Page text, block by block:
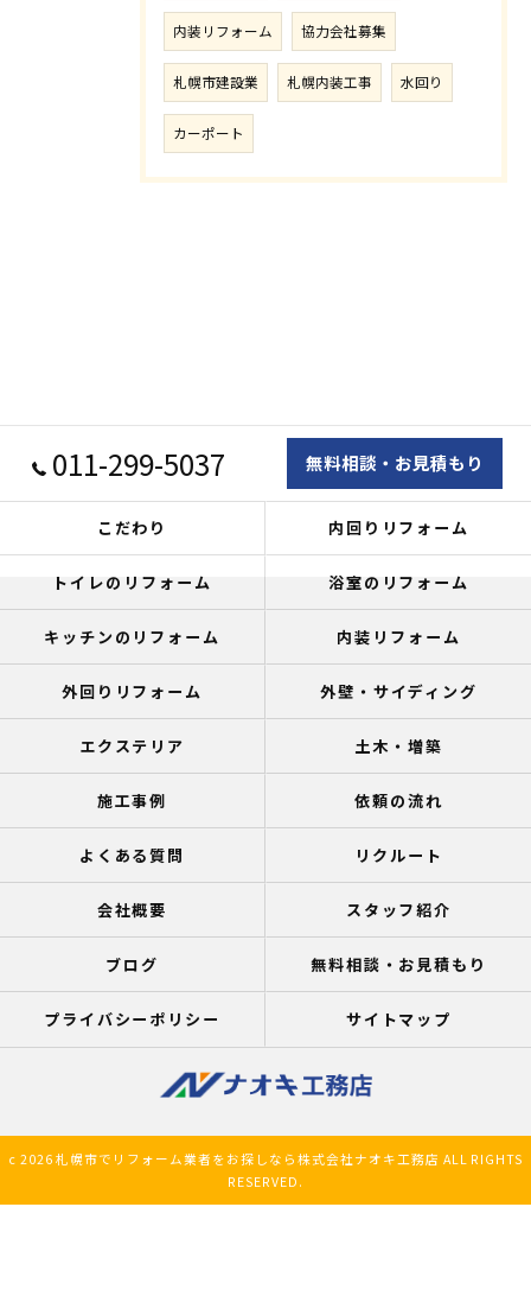
内装リフォーム 協力会社募集
札幌市建設業 札幌内装工事 水回り
カーポート
011-299-5037 無料相談・お見積もり
こだわり 内回りリフォーム
トイレのリフォーム 浴室のリフォーム
キッチンのリフォーム 内装リフォーム
外回りリフォーム 外壁・サイディング
エクステリア 土木・増築
施工事例 依頼の流れ
よくある質問 リクルート
会社概要 スタッフ紹介
ブログ 無料相談・お見積もり
プライバシーポリシー サイトマップ
c 2026 札幌市でリフォーム業者をお探しなら株式会社ナオキ工務店 ALL RIGHTS
RESERVED.